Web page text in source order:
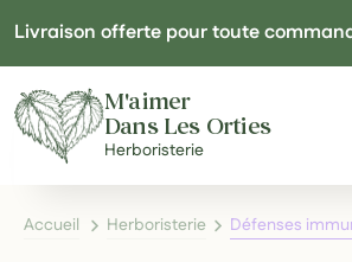
Livraison offerte pour toute
M'aimer
Dans Les Orties
Herboristerie
Accueil Herboristerie Défenses